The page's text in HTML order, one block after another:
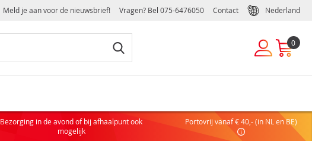
Meld je aan voor de nieuwsbrief! Vragen? Bel 075-6476050 Contact Nederland
0
Als je nog geen account hebt, maak dan eenvoudig en snel een
particulier of zakelijk account aan:
Bezorging in de avond of bij afhaalpunt ook
mogelijk
Portovrij vanaf € 40,- (in NL en BE)